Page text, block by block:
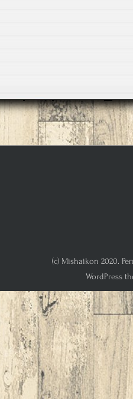
(c) Mishaikon 2020.
WordPress